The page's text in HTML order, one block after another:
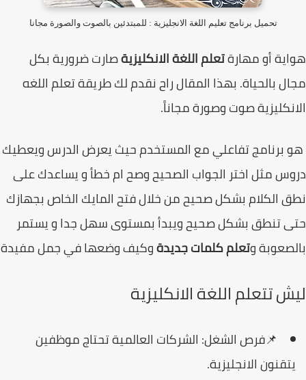
تحميل برنامج تعليم اللغة الانجليزية : للمبتدئين بالصوت والصورة مجانا
أو مهارةتعلم اللغة الانكليزيةصارت ضرورية بكل
بالحياة. بهذا المقال راح نقدم لك طريقةتعلم اللغه
صوت وصورة مجاناً.
تفاعلي مع المستخدم حيث يعرض الدرس ويعطيك
مثل اختر الجواب الصحيح وصح ام خطأ و يساعدك على
الكلام بشكل صحيح من خلال فتح المايك الخاص بجهازك
تنطق بشكل صحيح ويبدأ بمستوى سهل جدا و يستمر
وتعلم كلمات جديدةوكيف وضعها في جمل مفيدة
تتعلم اللغة الانكليزية
فرص الشغل:الشركات العالمية تحتاج موظفين
الانجليزية.